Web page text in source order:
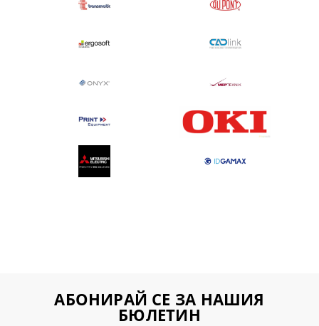
АБОНИРАЙ СЕ ЗА НАШИЯ
БЮЛЕТИН